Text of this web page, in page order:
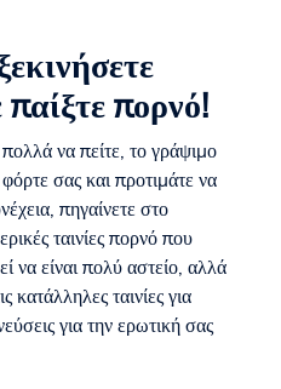
πορνό!
να πείτε, το γράψιμο
σας και προτιμάτε να
πηγαίνετε στο
ταινίες πορνό που
να είναι πολύ αστείο, αλλά
κατάλληλες ταινίες για
για την ερωτική σας